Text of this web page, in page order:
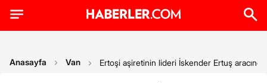
Anasayfa Van Ertoşi aşiretinin lideri İskender Ertuş